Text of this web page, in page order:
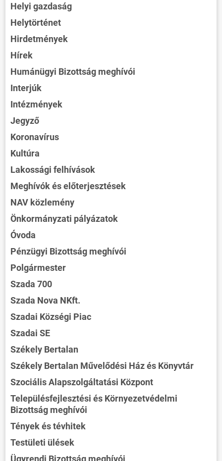
Helyi gazdaság
Helytörténet
Hirdetmények
Hírek
Humánügyi Bizottság meghívói
Interjúk
Intézmények
Jegyző
Koronavírus
Kultúra
Lakossági felhívások
Meghívók és előterjesztések
NAV közlemény
Önkormányzati pályázatok
Óvoda
Pénzügyi Bizottság meghívói
Polgármester
Szada 700
Szada Nova NKft.
Szadai Községi Piac
Szadai SE
Székely Bertalan
Székely Bertalan Művelődési Ház és Könyvtár
Szociális Alapszolgáltatási Központ
Településfejlesztési és Környezetvédelmi
Bizottság meghívói
Tények és tévhitek
Testületi ülések
Ügyrendi Bizottság meghívói